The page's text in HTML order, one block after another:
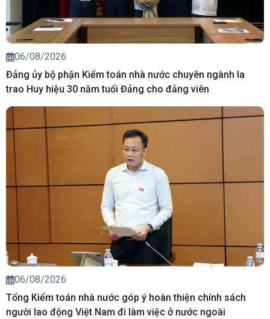
06/08/2026
Đảng ủy bộ phận Kiểm toán nhà nước chuyên ngành Ia
trao Huy hiệu 30 năm tuổi Đảng cho đảng viên
06/08/2026
Tổng Kiểm toán nhà nước góp ý hoàn thiện chính sách
người lao động Việt Nam đi làm việc ở nước ngoài